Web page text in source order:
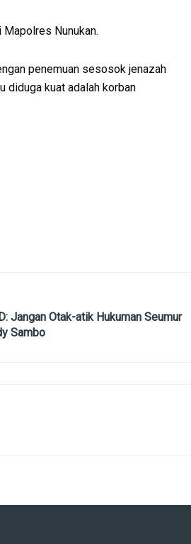
Nunukan.
penemuan sesosok jenazah
diduga kuat adalah korban
Jangan Otak-atik Hukuman Seumur
Sambo